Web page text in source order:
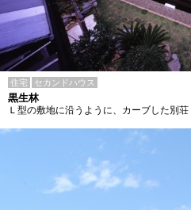
住宅 セカンドハウス
黒生林
Ｌ型の敷地に沿うように、カーブした別荘